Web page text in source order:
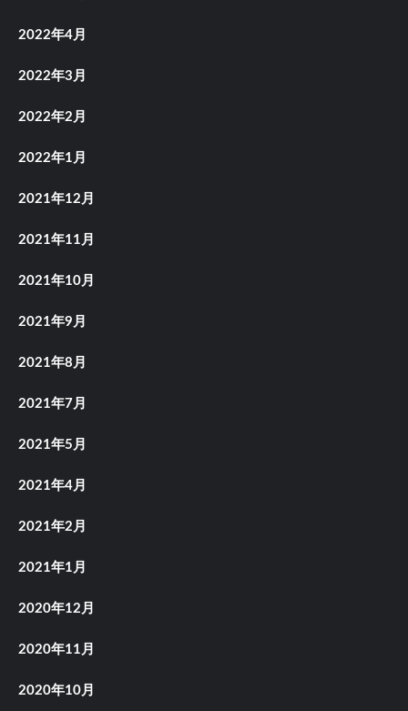
2022年4月
2022年3月
2022年2月
2022年1月
2021年12月
2021年11月
2021年10月
2021年9月
2021年8月
2021年7月
2021年5月
2021年4月
2021年2月
2021年1月
2020年12月
2020年11月
2020年10月